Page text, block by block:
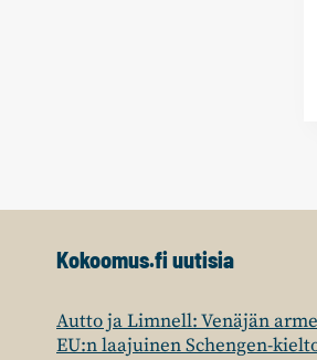
Kokoomus.fi uutisia
Autto ja Limnell: Venäjän
EU:n laajuinen Schengen-